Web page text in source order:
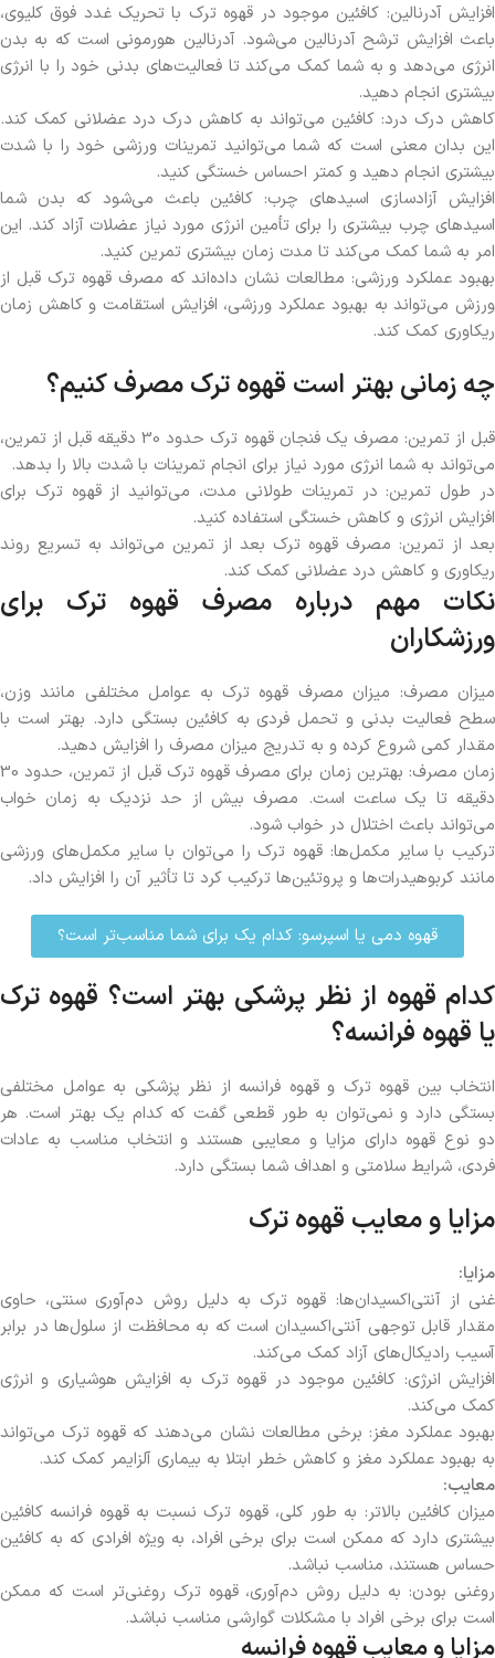
افزایش آدرنالین: کافئین موجود در قهوه ترک با تحریک غدد فوق کلیوی،
باعث افزایش ترشح آدرنالین می‌شود. آدرنالین هورمونی است که به بدن
انرژی می‌دهد و به شما کمک می‌کند تا فعالیت‌های بدنی خود را با انرژی
بیشتری انجام دهید.
کاهش درک درد: کافئین می‌تواند به کاهش درک درد عضلانی کمک کند.
این بدان معنی است که شما می‌توانید تمرینات ورزشی خود را با شدت
بیشتری انجام دهید و کمتر احساس خستگی کنید.
افزایش آزادسازی اسیدهای چرب: کافئین باعث می‌شود که بدن شما
اسیدهای چرب بیشتری را برای تأمین انرژی مورد نیاز عضلات آزاد کند. این
امر به شما کمک می‌کند تا مدت زمان بیشتری تمرین کنید.
بهبود عملکرد ورزشی: مطالعات نشان داده‌اند که مصرف قهوه ترک قبل از
ورزش می‌تواند به بهبود عملکرد ورزشی، افزایش استقامت و کاهش زمان
ریکاوری کمک کند.
چه زمانی بهتر است قهوه ترک مصرف کنیم؟
قبل از تمرین: مصرف یک فنجان قهوه ترک حدود 30 دقیقه قبل از تمرین،
می‌تواند به شما انرژی مورد نیاز برای انجام تمرینات با شدت بالا را بدهد.
در طول تمرین: در تمرینات طولانی مدت، می‌توانید از قهوه ترک برای
افزایش انرژی و کاهش خستگی استفاده کنید.
بعد از تمرین: مصرف قهوه ترک بعد از تمرین می‌تواند به تسریع روند
ریکاوری و کاهش درد عضلانی کمک کند.
نکات مهم درباره مصرف قهوه ترک برای
ورزشکاران
میزان مصرف: میزان مصرف قهوه ترک به عوامل مختلفی مانند وزن،
سطح فعالیت بدنی و تحمل فردی به کافئین بستگی دارد. بهتر است با
مقدار کمی شروع کرده و به تدریج میزان مصرف را افزایش دهید.
زمان مصرف: بهترین زمان برای مصرف قهوه ترک قبل از تمرین، حدود 30
دقیقه تا یک ساعت است. مصرف بیش از حد نزدیک به زمان خواب
می‌تواند باعث اختلال در خواب شود.
ترکیب با سایر مکمل‌ها: قهوه ترک را می‌توان با سایر مکمل‌های ورزشی
مانند کربوهیدرات‌ها و پروتئین‌ها ترکیب کرد تا تأثیر آن را افزایش داد.
قهوه دمی یا اسپرسو: کدام یک برای شما مناسب‌تر است؟
کدام قهوه از نظر پرشکی بهتر است؟ قهوه ترک
یا قهوه فرانسه؟
انتخاب بین قهوه ترک و قهوه فرانسه از نظر پزشکی به عوامل مختلفی
بستگی دارد و نمی‌توان به طور قطعی گفت که کدام یک بهتر است. هر
دو نوع قهوه دارای مزایا و معایبی هستند و انتخاب مناسب به عادات
فردی، شرایط سلامتی و اهداف شما بستگی دارد.
مزایا و معایب قهوه ترک
مزایا:
غنی از آنتی‌اکسیدان‌ها: قهوه ترک به دلیل روش دم‌آوری سنتی، حاوی
مقدار قابل توجهی آنتی‌اکسیدان است که به محافظت از سلول‌ها در برابر
آسیب رادیکال‌های آزاد کمک می‌کند.
افزایش انرژی: کافئین موجود در قهوه ترک به افزایش هوشیاری و انرژی
کمک می‌کند.
بهبود عملکرد مغز: برخی مطالعات نشان می‌دهند که قهوه ترک می‌تواند
به بهبود عملکرد مغز و کاهش خطر ابتلا به بیماری آلزایمر کمک کند.
معایب:
میزان کافئین بالاتر: به طور کلی، قهوه ترک نسبت به قهوه فرانسه کافئین
بیشتری دارد که ممکن است برای برخی افراد، به ویژه افرادی که به کافئین
حساس هستند، مناسب نباشد.
روغنی بودن: به دلیل روش دم‌آوری، قهوه ترک روغنی‌تر است که ممکن
است برای برخی افراد با مشکلات گوارشی مناسب نباشد.
مزایا و معایب قهوه فرانسه